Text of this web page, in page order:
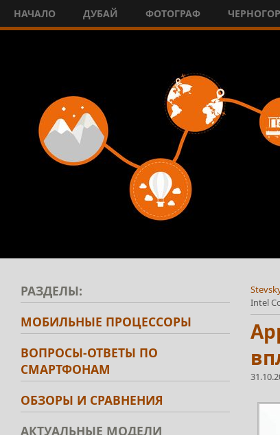
НАЧАЛО ДУБАЙ ФОТОГРАФ
Intel
РАЗДЕЛЫ:
МОБИЛЬНЫЕ ПРОЦЕССОРЫ
ВОПРОСЫ-ОТВЕТЫ ПО
СМАРТФОНАМ
ОБЗОРЫ И СРАВНЕНИЯ
АКТУАЛЬНЫЕ МОДЕЛИ